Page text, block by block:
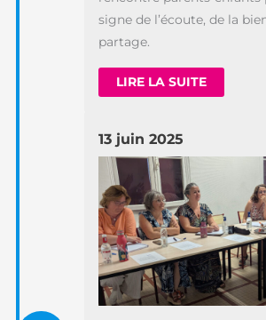
signe de l’écoute, de la
partage.
LIRE LA SUITE
13 juin 2025